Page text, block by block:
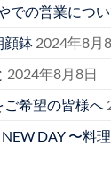
での営業につ
顔鉢 2024年8月
2024年8月8日
希望の皆様へ
DAY 〜料